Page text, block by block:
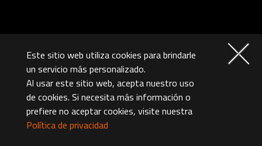
Este sitio web utiliza cookies para brindarle
un servicio más personalizado.
Al usar este sitio web, acepta nuestro uso
de cookies. Si necesita más información o
prefiere no aceptar cookies, visite nuestra
Política de privacidad